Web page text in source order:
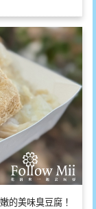
的美味臭豆腐！